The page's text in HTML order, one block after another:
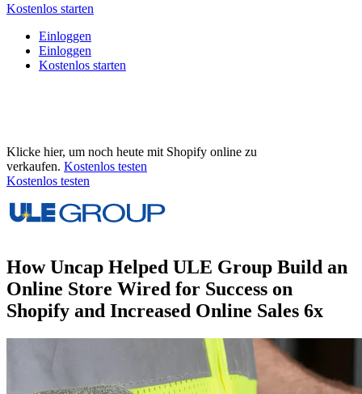
Kostenlos starten
Einloggen
Einloggen
Kostenlos starten
Klicke hier, um noch heute mit Shopify online zu
verkaufen. Kostenlos testen
Kostenlos testen
How Uncap Helped ULE Group Build an
Online Store Wired for Success on
Shopify and Increased Online Sales 6x